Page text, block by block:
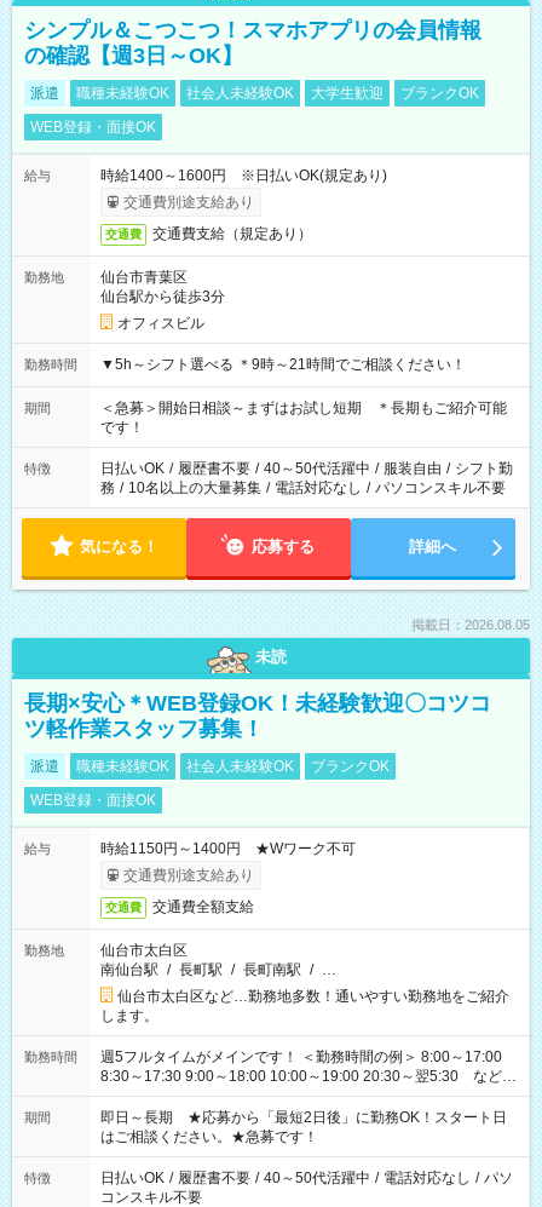
シンプル＆こつこつ！スマホアプリの会員情報
の確認【週3日～OK】
派遣 職種未経験OK 社会人未経験OK 大学生歓迎
ブランクOK
WEB登録・面接OK
給与
時給1400～1600円 ※日払いOK(規定あり)
交通費別途支給あり
交通費 交通費支給（規定あり）
勤務地
仙台市青葉区
仙台駅から徒歩3分
オフィスビル
勤務時間 ▼5h～シフト選べる ＊9時～21時間でご相談ください！
期間
＜急募＞開始日相談～まずはお試し短期 ＊長期もご紹介可能
です！
特徴 日払いOK / 履歴書不要 / 40～50代活躍中 / 服装自由 / シフト勤
務 / 10名以上の大量募集 / 電話対応なし / パソコンスキル不要
気になる！ 応募する 詳細へ
掲載日：2026.08.05
未読
長期×安心＊WEB登録OK！未経験歓迎〇コツコ
ツ軽作業スタッフ募集！
派遣 職種未経験OK 社会人未経験OK
ブランクOK
WEB登録・面接OK
給与
時給1150円～1400円 ★Wワーク不可
交通費別途支給あり
交通費 交通費全額支給
勤務地
仙台市太白区
南仙台駅 / 長町駅 / 長町南駅 / …
仙台市太白区など…勤務地多数！通いやすい勤務地をご紹介
します。
勤務時間
週5フルタイムがメインです！ ＜勤務時間の例＞ 8:00～17:00
8:30～17:30 9:00～18:00 10:00～19:00 20:30～翌5:30 など ★
その他にも勤務時間多数！ 日勤のみ、残業なし、交替制など
ご希望を教えてください！
期間
即日～長期 ★応募から「最短2日後」に勤務OK！スタート日
はご相談ください。★急募です！
特徴 日払いOK / 履歴書不要 / 40～50代活躍中 / 電話対応なし / パソ
コンスキル不要